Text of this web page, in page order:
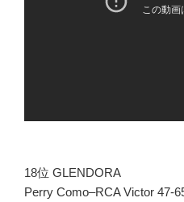
18位 GLENDORA
Perry Como–RCA Victor 47-